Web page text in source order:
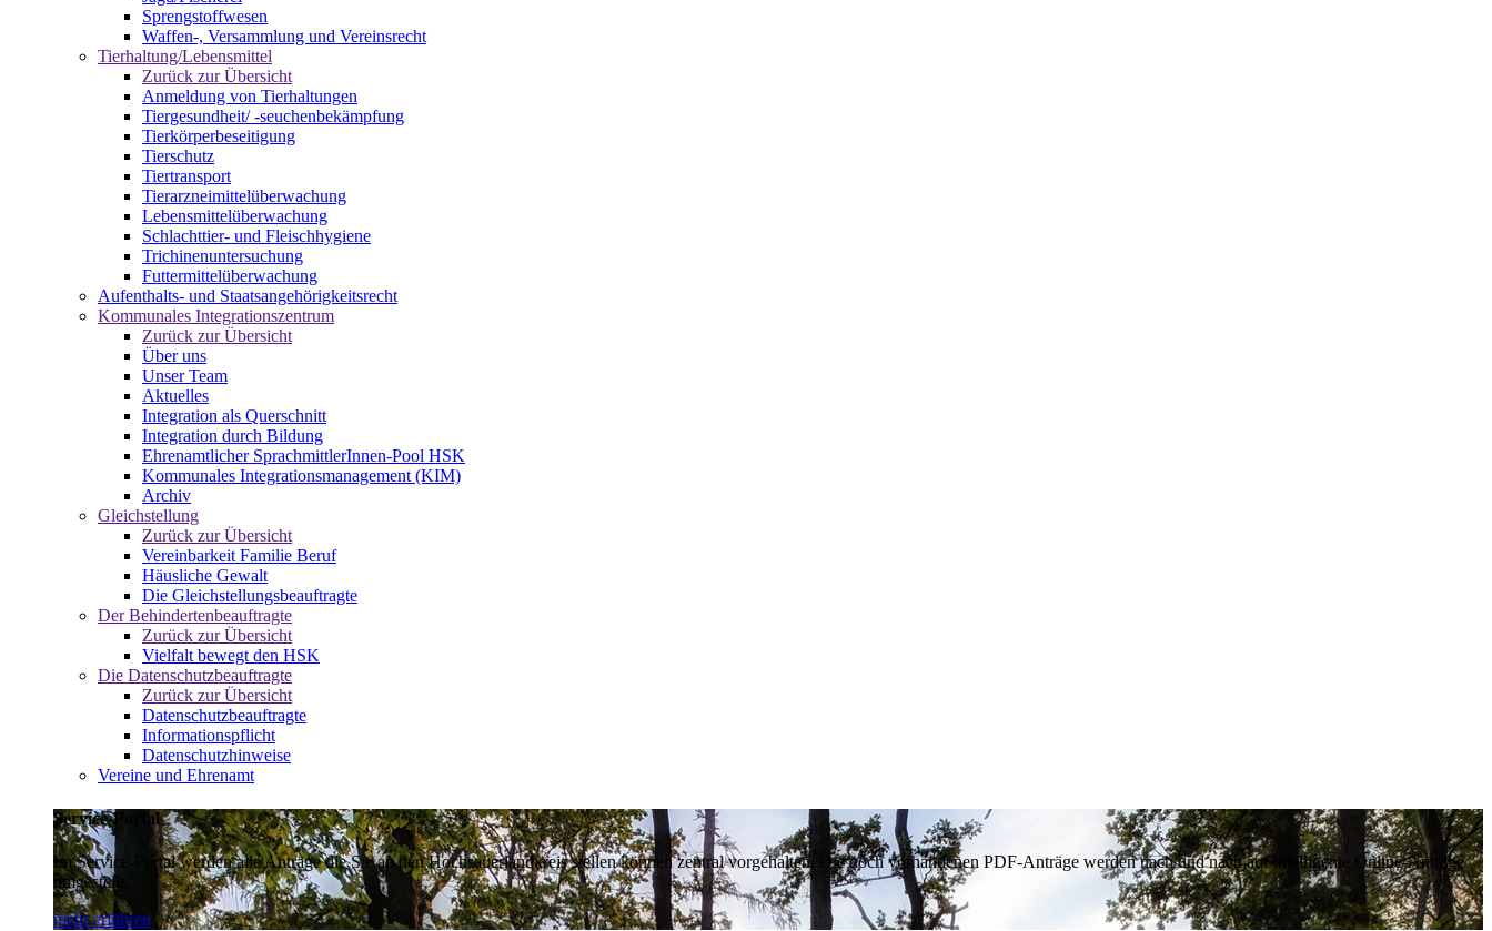
Sprengstoffwesen
Waffen-, Versammlung und Vereinsrecht
Tierhaltung/Lebensmittel
Zurück zur Übersicht
Anmeldung von Tierhaltungen
Tiergesundheit/ -seuchenbekämpfung
Tierkörperbeseitigung
Tierschutz
Tiertransport
Tierarzneimittelüberwachung
Lebensmittelüberwachung
Schlachttier- und Fleischhygiene
Trichinenuntersuchung
Futtermittelüberwachung
Aufenthalts- und Staatsangehörigkeitsrecht
Kommunales Integrationszentrum
Zurück zur Übersicht
Über uns
Unser Team
Aktuelles
Integration als Querschnitt
Integration durch Bildung
Ehrenamtlicher SprachmittlerInnen-Pool HSK
Kommunales Integrationsmanagement (KIM)
Archiv
Gleichstellung
Zurück zur Übersicht
Vereinbarkeit Familie Beruf
Häusliche Gewalt
Die Gleichstellungsbeauftragte
Der Behindertenbeauftragte
Zurück zur Übersicht
Vielfalt bewegt den HSK
Die Datenschutzbeauftragte
Zurück zur Übersicht
Datenschutzbeauftragte
Informationspflicht
Datenschutzhinweise
Vereine und Ehrenamt
Service-Portal
Im Service-Portal werden alle Anträge die Sie an den Hochsauerlandkreis stellen können zentral vorgehalten. Die noch vorhandenen PDF-Anträge werden nach und nach auf intelligente Online-Anträge
umgestellt.
mehr erfahren